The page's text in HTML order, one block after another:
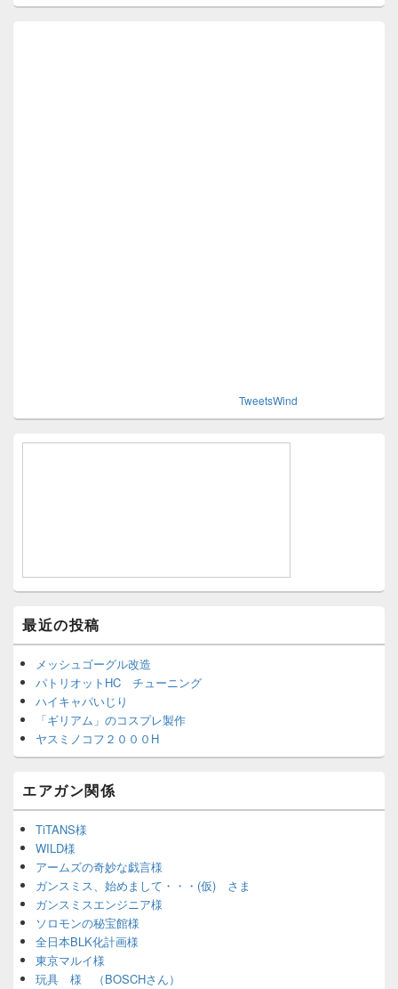
TweetsWind
最近の投稿
メッシュゴーグル改造
パトリオットHC チューニング
ハイキャパいじり
「ギリアム」のコスプレ製作
ヤスミノコフ２０００H
エアガン関係
TiTANS様
WILD様
アームズの奇妙な戯言様
ガンスミス、始めまして・・・(仮) さま
ガンスミスエンジニア様
ソロモンの秘宝館様
全日本BLK化計画様
東京マルイ様
玩具 様 （BOSCHさん）